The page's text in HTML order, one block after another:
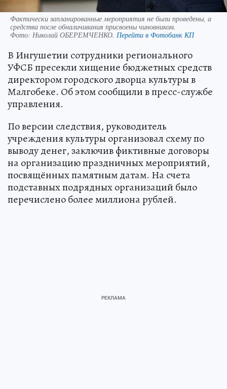
Фактически запланированные мероприятия не были проведены, а
средства после обналичивания присвоены чиновником.
Фото: Николай ОБЕРЕМЧЕНКО. Перейти в Фотобанк КП
В Ингушетии сотрудники регионального
УФСБ пресекли хищение бюджетных средств
директором городского дворца культуры в
Малгобеке. Об этом сообщили в пресс-службе
управления.
По версии следствия, руководитель
учреждения культуры организовал схему по
выводу денег, заключив фиктивные договоры
на организацию праздничных мероприятий,
посвящённых памятным датам. На счета
подставных подрядных организаций было
перечислено более миллиона рублей.